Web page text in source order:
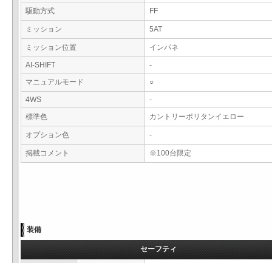
駆動方式 FF
ミッション 5AT
ミッション位置 インパネ
AI-SHIFT
-
マニュアルモード
○
4WS
-
標準色
カントリーポリタンイエロー
オプション色 -
掲載コメント ※100台限定
装備
セーフティ